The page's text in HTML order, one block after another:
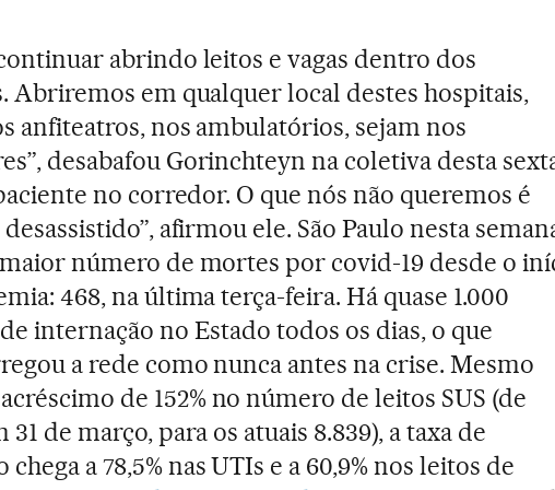
abrindo leitos e vagas dentro dos
Abriremos em qualquer local destes hospitais,
anfiteatros, nos ambulatórios, sejam nos
desabafou Gorinchteyn na coletiva desta
no corredor. O que nós não queremos é
afirmou ele. São Paulo nesta
número de mortes por covid-19 desde o
468, na última terça-feira. Há quase 1.000
internação no Estado todos os dias, o que
a rede como nunca antes na crise. Mesmo
de 152% no número de leitos SUS (de
31 de março, para os atuais 8.839), a taxa de
chega a 78,5% nas UTIs e a 60,9% nos leitos de